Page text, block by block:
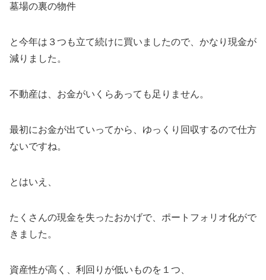
墓場の裏の物件
と今年は３つも立て続けに買いましたので、かなり現金が
減りました。
不動産は、お金がいくらあっても足りません。
最初にお金が出ていってから、ゆっくり回収するので仕方
ないですね。
とはいえ、
たくさんの現金を失ったおかげで、ポートフォリオ化がで
きました。
資産性が高く、利回りが低いものを１つ、